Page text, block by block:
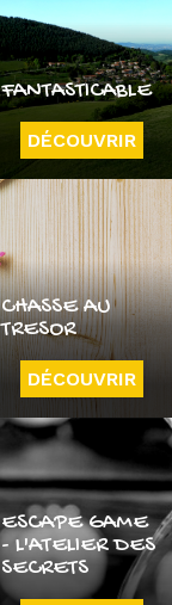
FANTASTICABLE
DÉCOUVRIR
CHASSE AU
TRESOR
DÉCOUVRIR
ESCAPE GAME
- L'ATELIER DES
SECRETS